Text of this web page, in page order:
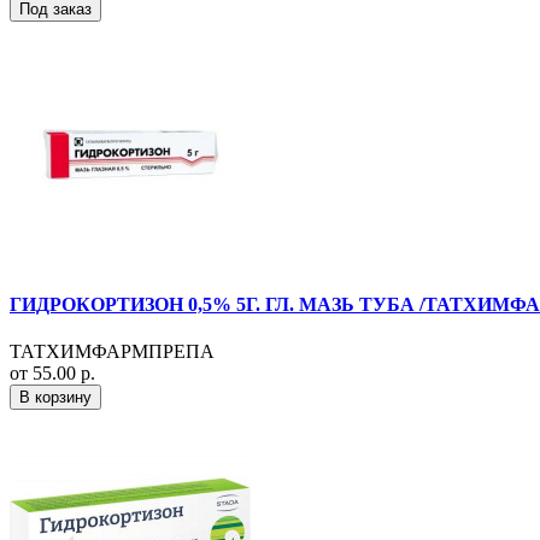
Под заказ
ГИДРОКОРТИЗОН 0,5% 5Г. ГЛ. МАЗЬ ТУБА /
ТАТХИМФАРМПРЕПА
от 55.00 р.
В корзину